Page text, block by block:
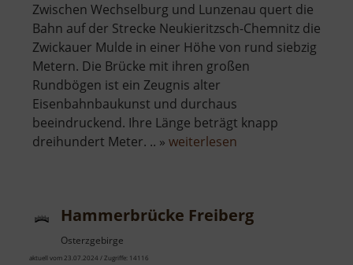
Zwischen Wechselburg und Lunzenau quert die
Bahn auf der Strecke Neukieritzsch-Chemnitz die
Zwickauer Mulde in einer Höhe von rund siebzig
Metern. Die Brücke mit ihren großen
Rundbögen ist ein Zeugnis alter
Eisenbahnbaukunst und durchaus
beeindruckend. Ihre Länge beträgt knapp
dreihundert Meter. .. » weiterlesen
Hammerbrücke Freiberg
Osterzgebirge
aktuell vom 23.07.2024 / Zugriffe: 14116